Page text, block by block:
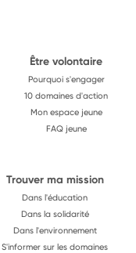
Être volontaire
Pourquoi s'engager
10 domaines d'action
Mon espace jeune
FAQ jeune
Trouver ma mission
Dans l'éducation
Dans la solidarité
Dans l'environnement
S'informer sur les domaines